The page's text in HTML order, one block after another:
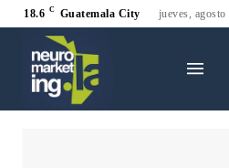
18.6 C Guatemala City jueves,